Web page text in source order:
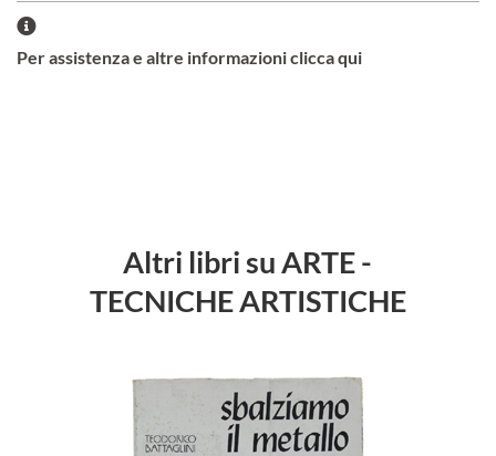
Per assistenza e altre informazioni clicca qui
Altri libri su ARTE -
TECNICHE ARTISTICHE